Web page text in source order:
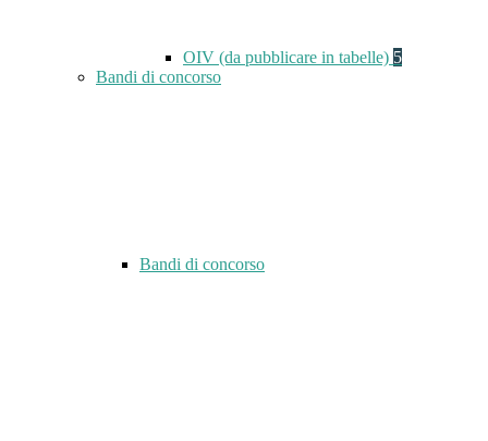
OIV (da pubblicare in tabelle) 5
Bandi di concorso
Bandi di concorso